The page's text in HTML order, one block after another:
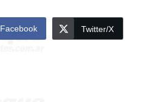
Facebook Twitter/X